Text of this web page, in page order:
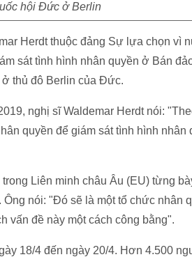
hội Đức ở Berlin
Herdt thuộc đảng Sự lựa chọn vì
sát tình hình nhân quyền ở Bán
thủ đô Berlin của Đức.
nghị sĩ Waldemar Herdt nói:
quyền để giám sát tình hình nhân
Liên minh châu Âu (EU) từng
nói: "Đó sẽ là một tổ chức nhân
vấn đề này một cách công bằng".
18/4 đến ngày 20/4. Hơn 4.500